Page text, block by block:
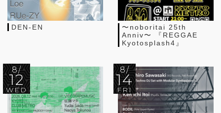
DEN-EN
〜noboritai 25th
Anniv〜 『REGGAE
Kyotosplash4』
8/
12
WED
8/
14
FRI